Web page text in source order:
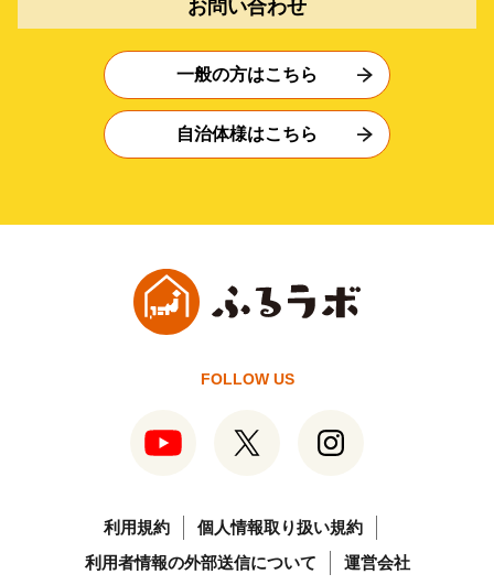
お問い合わせ
一般の方はこちら
自治体様はこちら
FOLLOW US
利用規約
個人情報取り扱い規約
利用者情報の外部送信について
運営会社